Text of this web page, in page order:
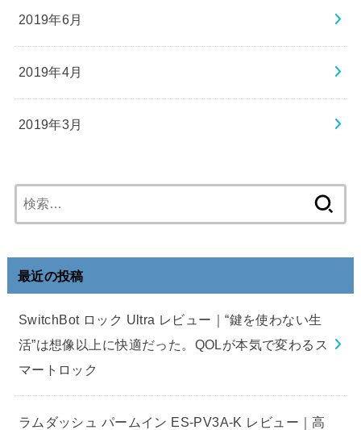
2019年6月
2019年4月
2019年3月
索:
最近の投稿
SwitchBot ロック Ultra レビュー｜“鍵を使わない生
活”は想像以上に快適だった。QOLが本気で変わるス
マートロック
ラムダッシュ パームイン ES-PV3A-K レビュー｜高